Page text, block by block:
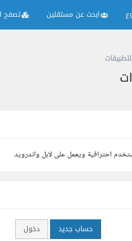
ابحث عن مستقلين تصفح
احترافية ويعمل على لابل واندرويد
حساب جديد دخول